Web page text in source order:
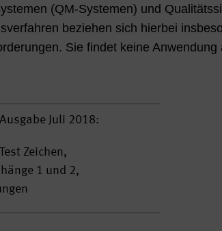
(QM-Systemen) und
beziehen sich hierbei
Sie findet keine
Juli 2018:
Zeichen,
1 und 2,